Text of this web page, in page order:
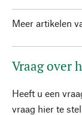
Meer artikelen
Vraag over
Heeft u een
vraag hier te